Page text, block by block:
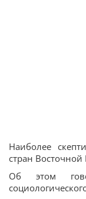
Наиболее
стран
Об этом